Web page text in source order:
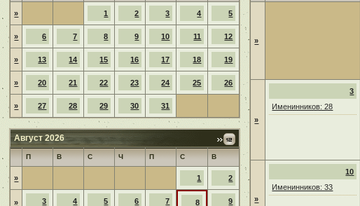
» 1 2 3 4 5
» 6 7 8 9 10 11 12
» 13 14 15 16 17 18 19
» 20 21 22 23 24 25 26
» 27 28 29 30 31
Август 2026
П В С Ч П С В
» 1 2
» 3 4 5 6 7 8 9
»
»
3
Именинников: 28
»
10
Именинников: 33